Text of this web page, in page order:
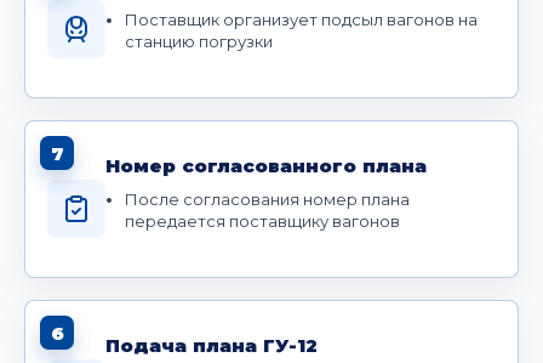
Поставщик организует подсыл вагонов на
станцию погрузки
7
Номер согласованного плана
После согласования номер плана
передается поставщику вагонов
6
Подача плана ГУ-12